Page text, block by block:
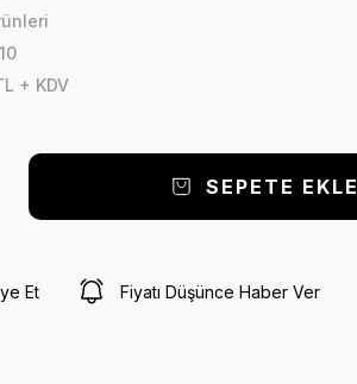
+ KDV
SEPETE EKLE
Et Fiyatı Düşünce Haber Ver